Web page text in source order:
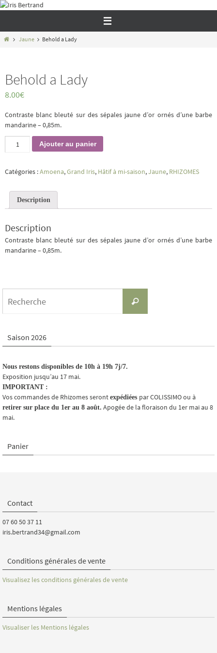
Passer
contenuHomeJaune Behold a Lady
Behold a Lady
8.00€
Contraste blanc bleuté sur des sépales jaune d’or ornés d’une barbe
mandarine – 0,85m.
quantité
de
a
Ajouter au panier
Catégories :Amoena,Grand Iris, Hâtif à mi-saison,Jaune, RHIZOMES
Description
Description
Contraste blanc bleuté sur des sépales jaune d’or ornés d’une barbe
mandarine – 0,85m.
Recherche
Saison 2026
Nous restons disponibles de 10h à 19h 7j/7.
Exposition jusqu’au 17 mai.
IMPORTANT :
Vos commandes de Rhizomes seront expédiées par COLISSIMO ou à
retirer sur place du 1er au 8 août. Apogée de la floraison du 1er mai au 8
mai.
Panier
Contact
07 60 50 37 11
iris.bertrand34@gmail.com
Conditions générales de vente
Visualisez les conditions générales de vente
Mentions légales
Visualiser les Mentions légales